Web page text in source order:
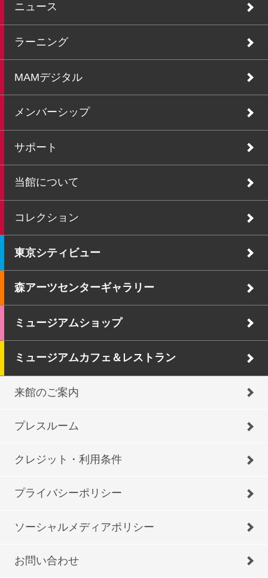
ニュース
ラーニング
MAMデジタル
メンバーシップ
サポート
当館について
コレクション
東京シティビュー
森アーツセンターギャラリー
ミュージアムショップ
ミュージアムカフェ＆レストラン
来館のご案内
プレスルーム
クレジット・利用条件
プライバシーポリシー
ソーシャルメディアポリシー
お問い合わせ